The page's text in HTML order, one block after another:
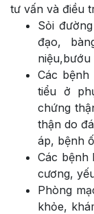
tư vấn và điều
Sỏi
đạo,
niệu,bướu
Các
tiểu ở
chứng
thận do
áp, bệnh
Các bệnh
cương,
Phòng
khỏe,